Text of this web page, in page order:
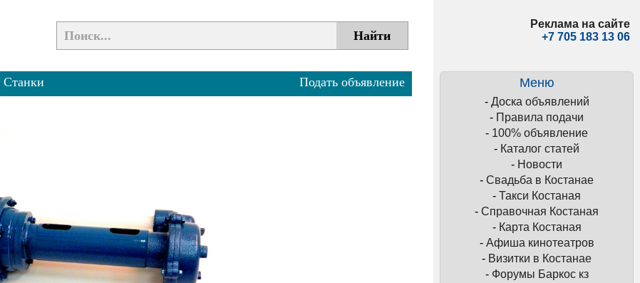
Реклама на сайте
+7 705 183 13 06
Меню
- Доска объявлений
- Правила подачи
- 100% объявление
- Каталог статей
- Новости
- Свадьба в Костанае
- Такси Костаная
- Справочная Костаная
- Карта Костаная
- Афиша кинотеатров
- Визитки в Костанае
- Форумы Баркос кз
Подать объявление
Станки